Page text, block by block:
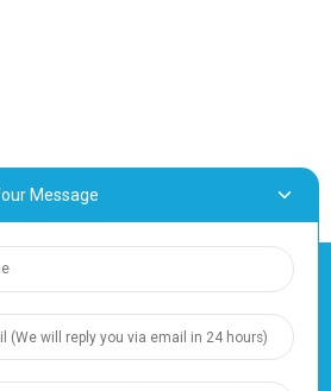
公司。保留所有權
Message